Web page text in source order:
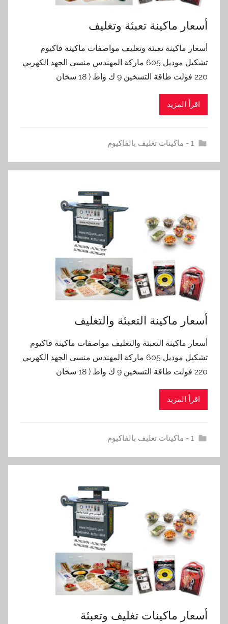
أسعار ماكينة تعبئة وتغليف
أسعار ماكينة تعبئة وتغليف مواصفات ماكينة فاكيوم
تشكيل موديل 605 ماركة المهندس منسى الجهد الكهربي
220 فولت طاقة التسخين 9 ك واط ( 18 سخان
اقرأ المزيد
1 - ماكينات تغليف بالفاكيوم
أسعار ماكينة التعبئة والتغليف
أسعار ماكينة التعبئة والتغليف مواصفات ماكينة فاكيوم
تشكيل موديل 605 ماركة المهندس منسى الجهد الكهربي
220 فولت طاقة التسخين 9 ك واط ( 18 سخان
اقرأ المزيد
1 - ماكينات تغليف بالفاكيوم
أسعار ماكينات تغليف وتعبئة